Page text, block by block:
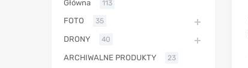
Główna 113
FOTO 35
DRONY 40
ARCHIWALNE PRODUKTY 23